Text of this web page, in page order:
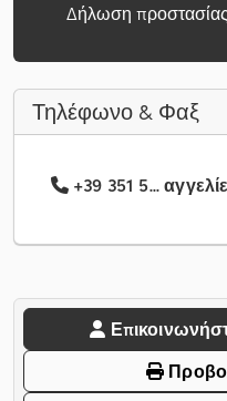
Δήλωση
Τηλέφωνο & Φαξ
+39 351 5...